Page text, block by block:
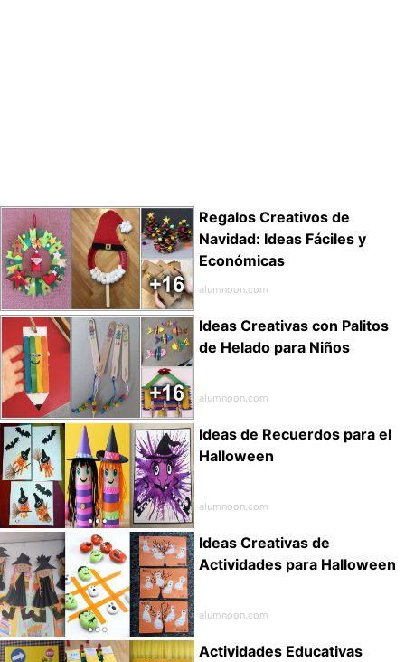
Regalos Creativos de
Navidad: Ideas Fáciles y
Económicas
alumnoon.com
Ideas Creativas con Palitos
de Helado para Niños
alumnoon.com
Ideas de Recuerdos para el
Halloween
alumnoon.com
Ideas Creativas de
Actividades para Halloween
alumnoon.com
Actividades Educativas